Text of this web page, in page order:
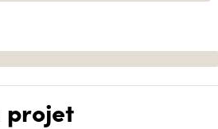
projet